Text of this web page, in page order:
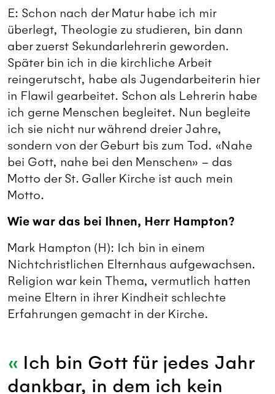
E: Schon nach der Matur habe ich mir
überlegt, Theologie zu studieren, bin dann
aber zuerst Sekundarlehrerin geworden.
Später bin ich in die kirchliche Arbeit
reingerutscht, habe als Jugendarbeiterin hier
in Flawil gearbeitet. Schon als Lehrerin habe
ich gerne Menschen begleitet. Nun begleite
ich sie nicht nur während dreier Jahre,
sondern von der Geburt bis zum Tod. «Nahe
bei Gott, nahe bei den Menschen» – das
Motto der St. Galler Kirche ist auch mein
Motto.
Wie war das bei Ihnen, Herr Hampton?
Mark Hampton (H): Ich bin in einem
Nichtchristlichen Elternhaus aufgewachsen.
Religion war kein Thema, vermutlich hatten
meine Eltern in ihrer Kindheit schlechte
Erfahrungen gemacht in der Kirche.
Ich bin Gott für jedes Jahr
dankbar, in dem ich kein